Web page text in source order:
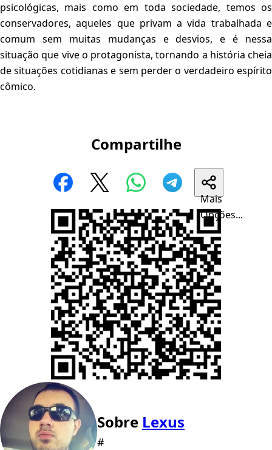
psicológicas, mais como em toda sociedade, temos os
conservadores, aqueles que privam a vida trabalhada e
comum sem muitas mudanças e desvios, e é nessa
situação que vive o protagonista, tornando a história cheia
de situações cotidianas e sem perder o verdadeiro espírito
cômico.
Compartilhe
Mais
Opções...
Sobre Lexus
#